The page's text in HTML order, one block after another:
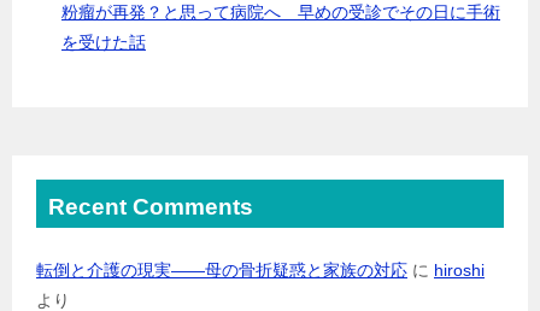
粉瘤が再発？と思って病院へ 早めの受診でその日に手術
を受けた話
Recent Comments
転倒と介護の現実――母の骨折疑惑と家族の対応 に hiroshi
より